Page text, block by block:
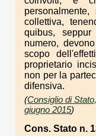
collettiva,
quibus,
numero,
scopo
proprietario
non per la
difensiva.
(Consiglio di
giugno 2015)
Cons. Stato n.